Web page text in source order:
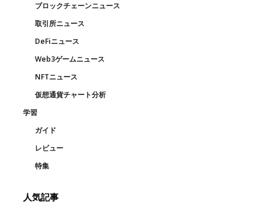
ブロックチェーンニュース
取引所ニュース
DeFiニュース
Web3ゲームニュース
NFTニュース
仮想通貨チャート分析
学習
ガイド
レビュー
特集
人気記事